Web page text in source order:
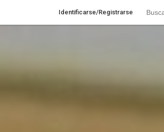
Identificarse/Registrarse